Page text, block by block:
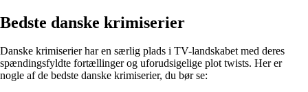
Bedste danske krimiserier
Danske krimiserier har en særlig plads i TV-landskabet med deres
spændingsfyldte fortællinger og uforudsigelige plot twists. Her er
nogle af de bedste danske krimiserier, du bør se: